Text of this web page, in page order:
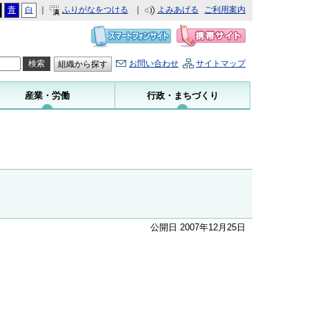
青 白 ふりがなをつける よみあげる ご利用案内
組織から探す お問い合わせ サイトマップ
産業・労働 行政・まちづくり
公開日 2007年12月25日